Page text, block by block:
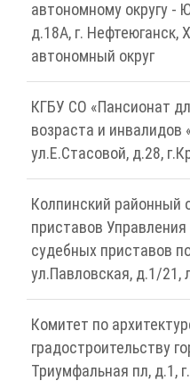
автономному округу -
д.18А, г. Нефтеюганск,
автономный округ
КГБУ СО «Пансионат
возраста и инвалидов
ул.Е.Стасовой, д.28,
Колпинский районный
приставов
судебных приставов
ул.Павловская, д.1/21,
Комитет по
градостроительству
Триумфальная пл, д.1,